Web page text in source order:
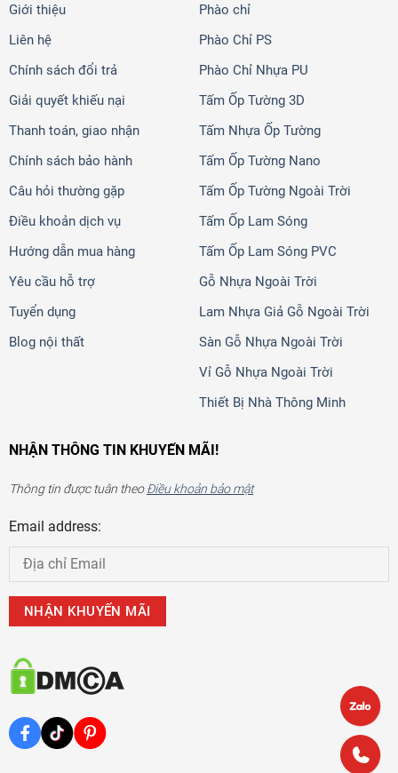
Giới thiệu
Liên hệ
Chính sách đổi trả
Giải quyết khiếu nại
Thanh toán, giao nhận
Chính sách bảo hành
Câu hỏi thường gặp
Điều khoản dịch vụ
Hướng dẫn mua hàng
Yêu cầu hỗ trợ
Tuyển dụng
Blog nội thất
Phào chỉ
Phào Chỉ PS
Phào Chỉ Nhựa PU
Tấm Ốp Tường 3D
Tấm Nhựa Ốp Tường
Tấm Ốp Tường Nano
Tấm Ốp Tường Ngoài Trời
Tấm Ốp Lam Sóng
Tấm Ốp Lam Sóng PVC
Gỗ Nhựa Ngoài Trời
Lam Nhựa Giả Gỗ Ngoài Trời
Sàn Gỗ Nhựa Ngoài Trời
Vỉ Gỗ Nhựa Ngoài Trời
Thiết Bị Nhà Thông Minh
NHẬN THÔNG TIN KHUYẾN MÃI!
Thông tin được tuân theoĐiều khoản bảo mật
Email address: